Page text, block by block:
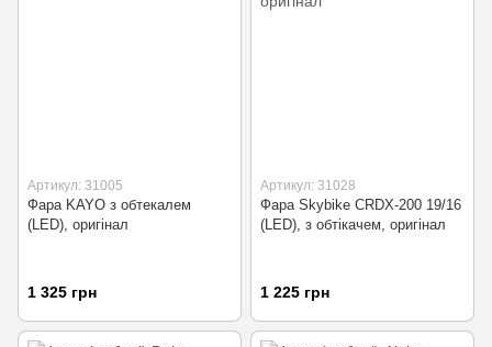
Артикул: 31005
Фара KAYO з обтекалем
(LED), оригінал
1 325 грн
Артикул: 31028
Фара Skybike CRDX-200 19/16
(LED), з обтікачем, оригінал
1 225 грн